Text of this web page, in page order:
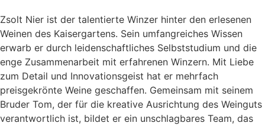
Zsolt Nier ist der talentierte Winzer hinter den erlesenen
Weinen des Kaisergartens. Sein umfangreiches Wissen
erwarb er durch leidenschaftliches Selbststudium und die
enge Zusammenarbeit mit erfahrenen Winzern. Mit Liebe
zum Detail und Innovationsgeist hat er mehrfach
preisgekrönte Weine geschaffen. Gemeinsam mit seinem
Bruder Tom, der für die kreative Ausrichtung des Weinguts
verantwortlich ist, bildet er ein unschlagbares Team, das